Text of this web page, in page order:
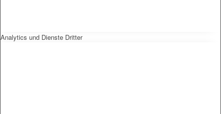
Analytics und Dienste Dritter